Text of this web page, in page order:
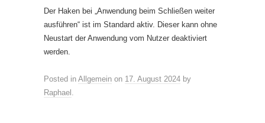
Der Haken bei „Anwendung beim Schließen weiter
ausführen“ ist im Standard aktiv. Dieser kann ohne
Neustart der Anwendung vom Nutzer deaktiviert
werden.
Posted in Allgemein on 17. August 2024 by
Raphael .